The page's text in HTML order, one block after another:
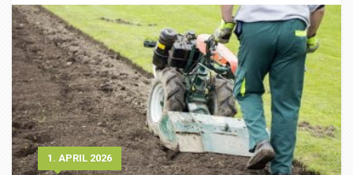
1. APRIL 2026